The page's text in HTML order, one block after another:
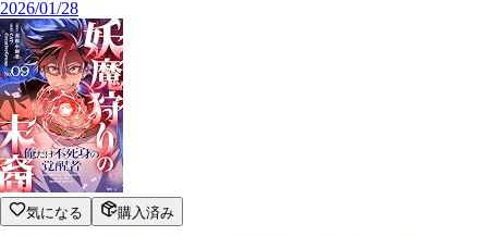
2026/01/28
気になる 購入済み